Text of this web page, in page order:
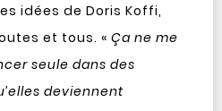
idées de Doris Koffi,
et tous. « Ça ne me
seule dans des
deviennent